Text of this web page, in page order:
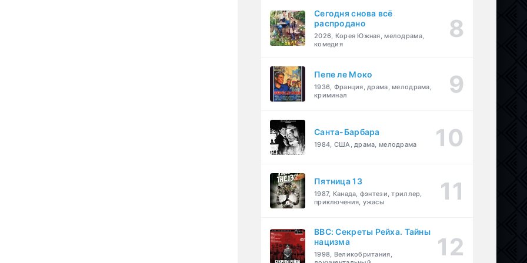
Сегодня снова всё
распродано
2026, Корея Южная, мелодрама,
комедия
Пепе ле Моко
1936, Франция, драма, мелодрама,
криминал
Санта-Барбара
1984, США, драма, мелодрама
Пятница 13
1987, Канада, фэнтези, триллер,
приключения, ужасы
BBC: Секреты Рейха. Тайны
нацизма
1998, Великобритания,